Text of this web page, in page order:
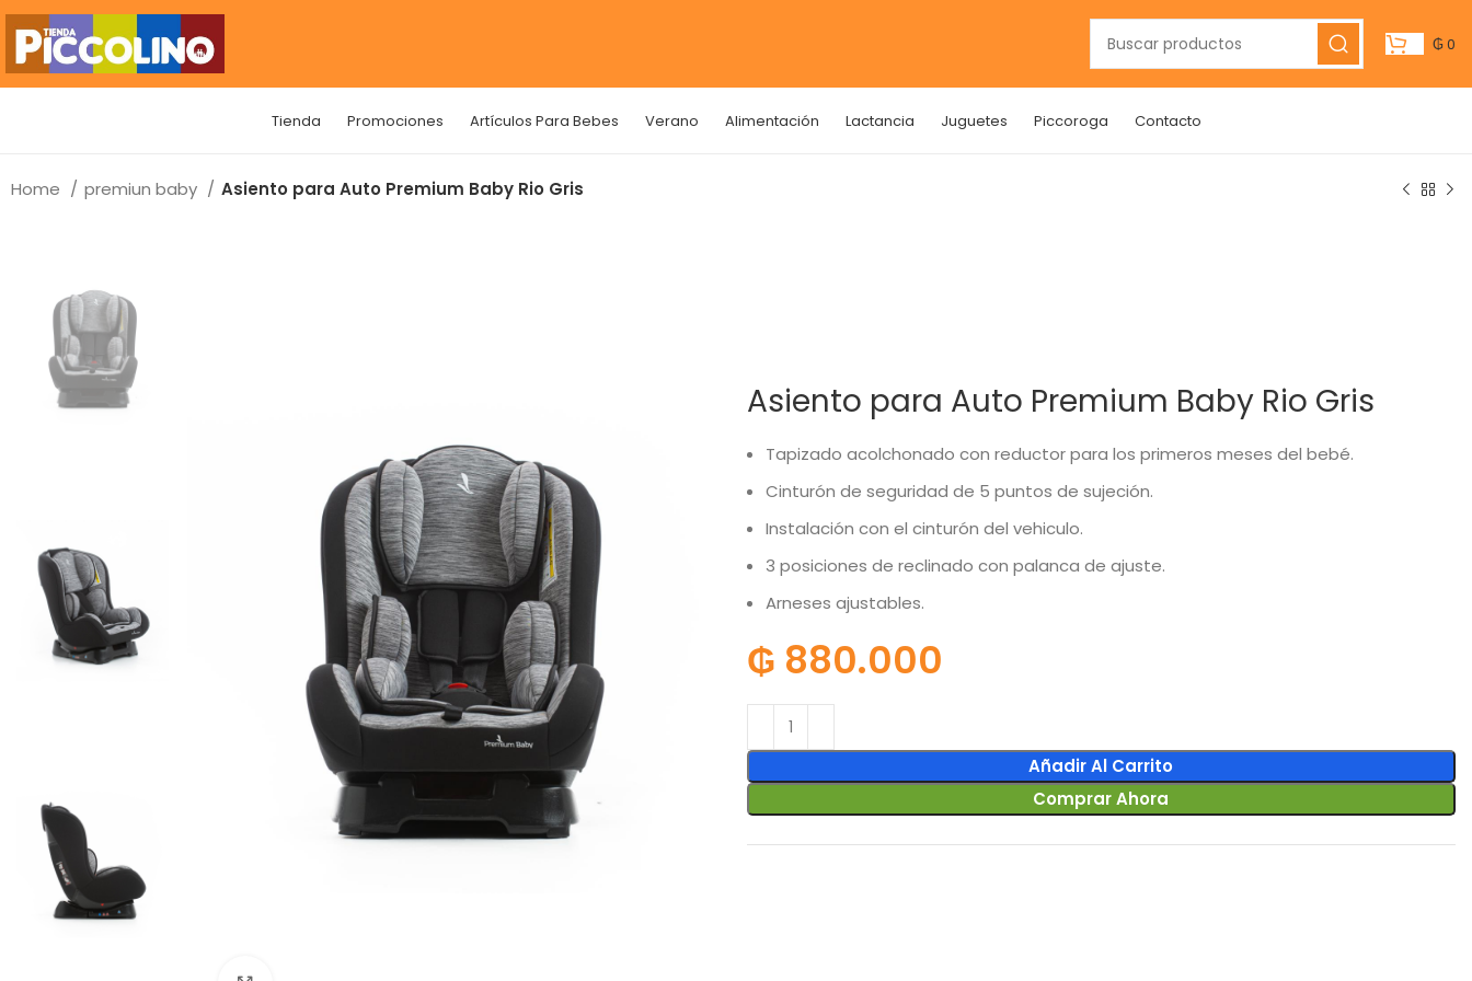
₲0
Tienda Promociones Artículos Para Bebes Verano Alimentación Lactancia Juguetes Piccoroga Contacto
Home premiun baby Asiento para Auto Premium Baby Rio Gris
Asiento para Auto Premium Baby Rio Gris
Tapizado acolchonado con reductor para los primeros meses del bebé.
Cinturón de seguridad de 5 puntos de sujeción.
Instalación con el cinturón del vehiculo.
3 posiciones de reclinado con palanca de ajuste.
Arneses ajustables.
₲ 880.000
Añadir Al Carrito
Comprar Ahora